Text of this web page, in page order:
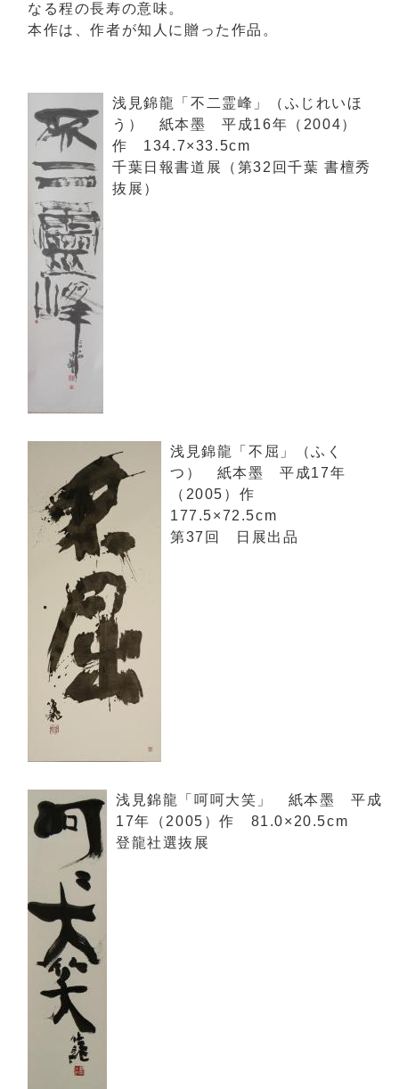
なる程の長寿の意味。
本作は、作者が知人に贈った作品。
浅見錦龍「不二霊峰」（ふじれいほ
う） 紙本墨 平成16年（2004）
作 134.7×33.5cm
千葉日報書道展（第32回千葉 書檀秀
抜展）
浅見錦龍「不屈」（ふく
つ） 紙本墨 平成17年
（2005）作
177.5×72.5cm
第37回 日展出品
浅見錦龍「呵呵大笑」 紙本墨 平成
17年（2005）作 81.0×20.5cm
登龍社選抜展